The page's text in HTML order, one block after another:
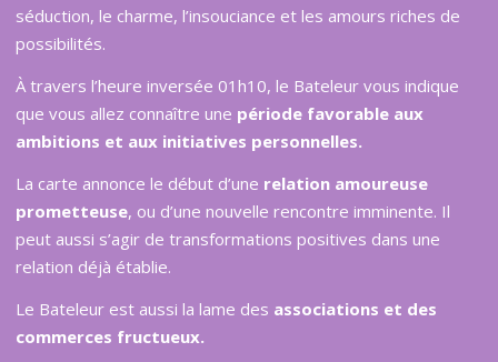
séduction, le charme, l’insouciance et les amours riches de
possibilités.
À travers l’heure inversée 01h10, le Bateleur vous indique
que vous allez connaître une période favorable aux
ambitions et aux initiatives personnelles.
La carte annonce le début d’une relation amoureuse
prometteuse, ou d’une nouvelle rencontre imminente. Il
peut aussi s’agir de transformations positives dans une
relation déjà établie.
Le Bateleur est aussi la lame des associations et des
commerces fructueux.